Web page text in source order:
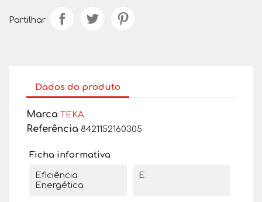
Partilhar
Dados do produto
Marca TEKA
Referência 8421152160305
Ficha informativa
Eficiência
Energética
E